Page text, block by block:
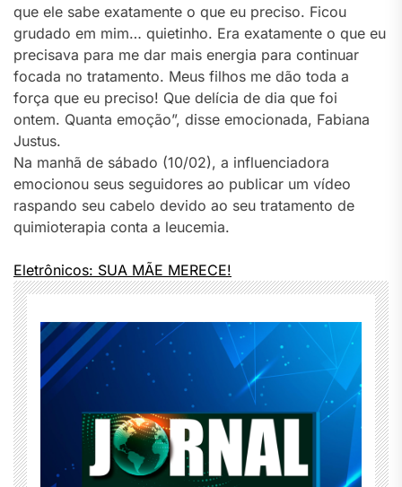
que ele sabe exatamente o que eu preciso. Ficou
grudado em mim… quietinho. Era exatamente o que eu
precisava para me dar mais energia para continuar
focada no tratamento. Meus filhos me dão toda a
força que eu preciso! Que delícia de dia que foi
ontem. Quanta emoção”, disse emocionada, Fabiana
Justus.
Na manhã de sábado (10/02), a influenciadora
emocionou seus seguidores ao publicar um vídeo
raspando seu cabelo devido ao seu tratamento de
quimioterapia conta a leucemia.
Eletrônicos: SUA MÃE MERECE!